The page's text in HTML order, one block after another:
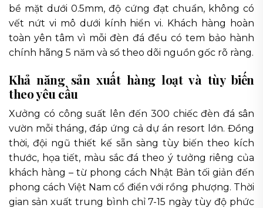
bề mặt dưới 0.5mm, độ cứng đạt chuẩn, không có
vết nứt vi mô dưới kính hiển vi. Khách hàng hoàn
toàn yên tâm vì mỗi đèn đá đều có tem bảo hành
chính hãng 5 năm và sổ theo dõi nguồn gốc rõ ràng.
Khả năng sản xuất hàng loạt và tùy biến
theo yêu cầu
Xưởng có công suất lên đến 300 chiếc đèn đá sân
vườn mỗi tháng, đáp ứng cả dự án resort lớn. Đồng
thời, đội ngũ thiết kế sẵn sàng tùy biến theo kích
thước, họa tiết, màu sắc đá theo ý tưởng riêng của
khách hàng – từ phong cách Nhật Bản tối giản đến
phong cách Việt Nam cổ điển với rồng phượng. Thời
gian sản xuất trung bình chỉ 7-15 ngày tùy độ phức